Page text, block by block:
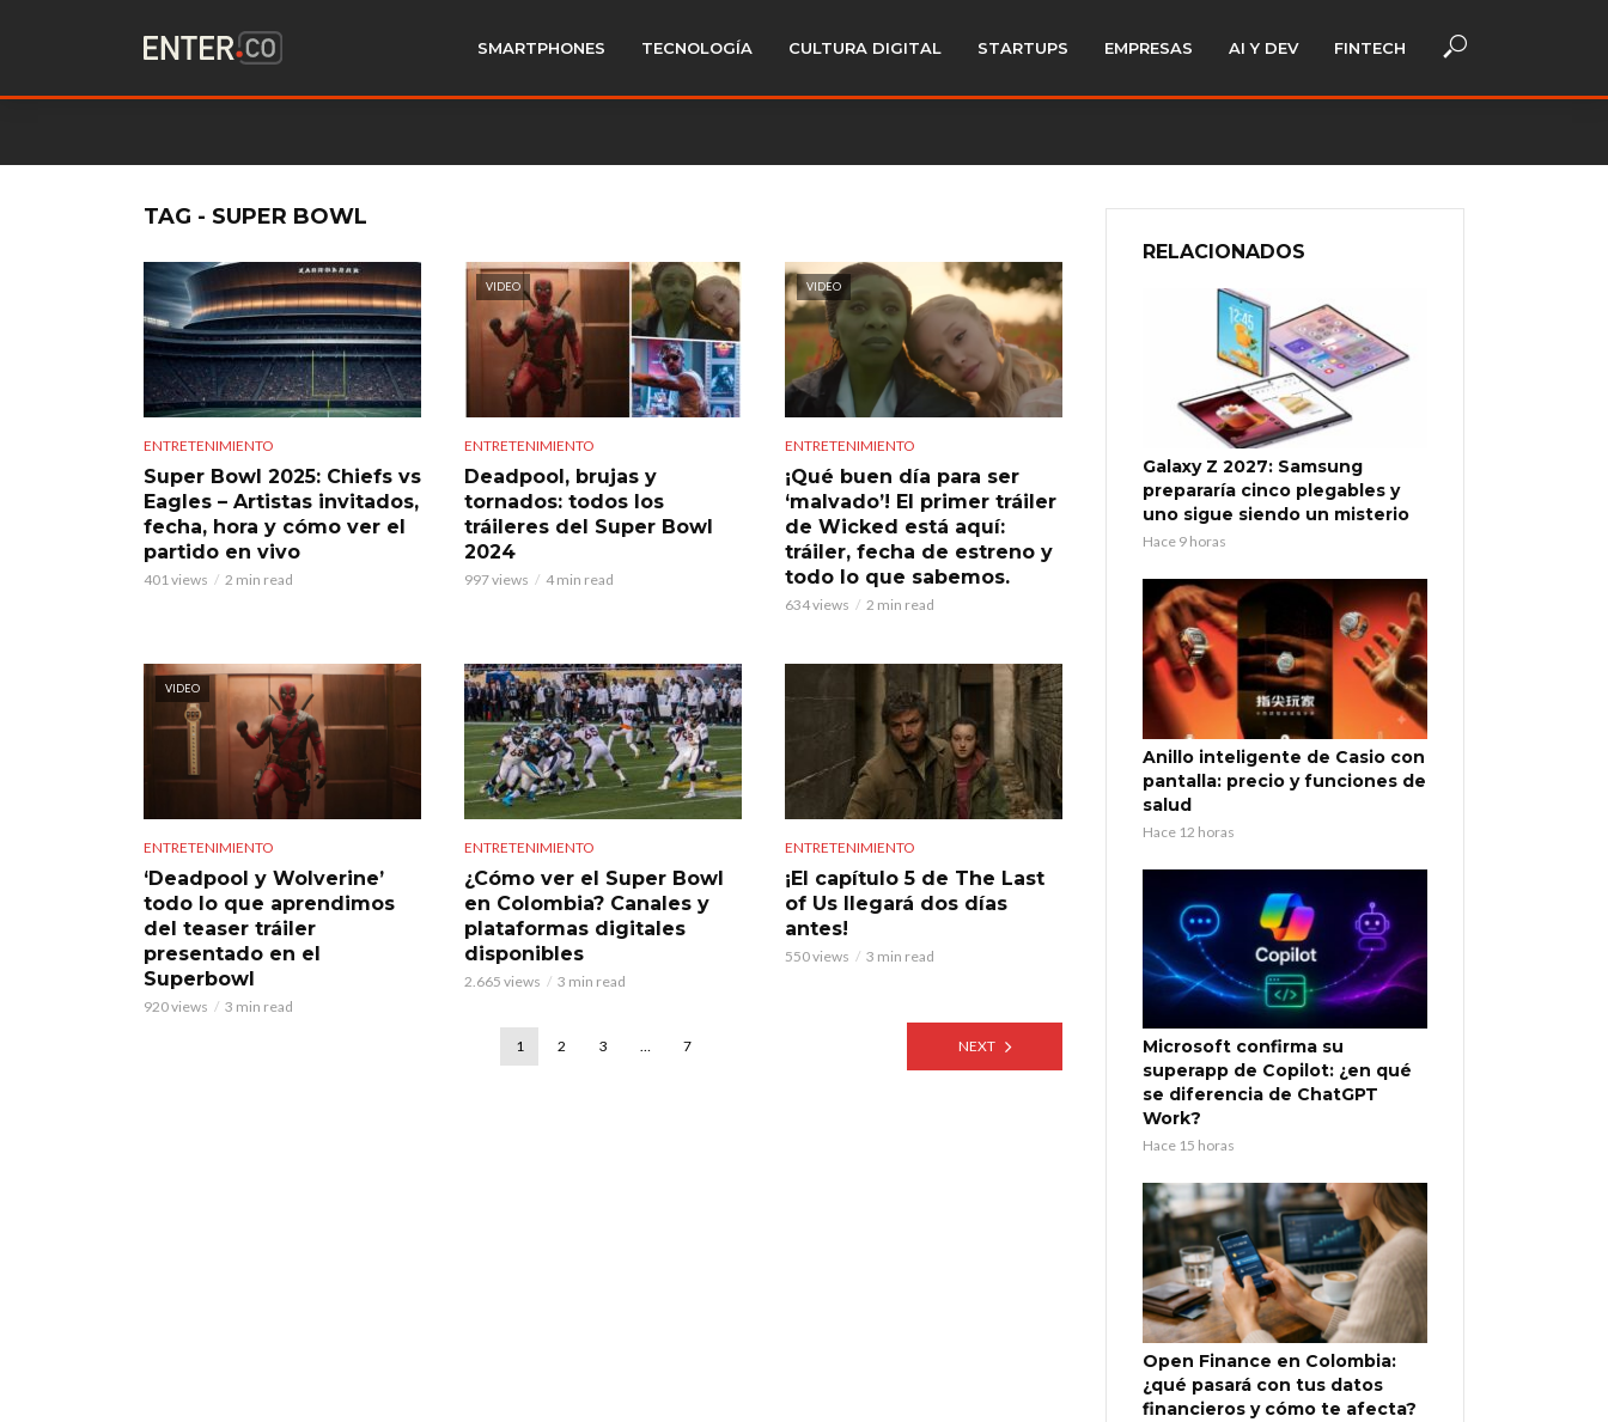
SMARTPHONES TECNOLOGÍA CULTURA DIGITAL STARTUPS EMPRESAS AI Y DEV FINTECH
TAG - SUPER BOWL
ENTRETENIMIENTO
Super Bowl 2025: Chiefs vs
Eagles – Artistas invitados,
fecha, hora y cómo ver el
partido en vivo
401 views 2 min read
VIDEO
ENTRETENIMIENTO
Deadpool, brujas y
tornados: todos los
tráileres del Super Bowl
2024
997 views 4 min read
VIDEO
ENTRETENIMIENTO
¡Qué buen día para ser
‘malvado’! El primer tráiler
de Wicked está aquí:
tráiler, fecha de estreno y
todo lo que sabemos.
634 views 2 min read
VIDEO
ENTRETENIMIENTO
‘Deadpool y Wolverine’
todo lo que aprendimos
del teaser tráiler
presentado en el
Superbowl
920 views 3 min read
ENTRETENIMIENTO
¿Cómo ver el Super Bowl
en Colombia? Canales y
plataformas digitales
disponibles
2.665 views 3 min read
ENTRETENIMIENTO
¡El capítulo 5 de The Last
of Us llegará dos días
antes!
550 views 3 min read
1 2 3 … 7 NEXT
RELACIONADOS
Galaxy Z 2027: Samsung
prepararía cinco plegables y
uno sigue siendo un misterio
Hace 9 horas
Anillo inteligente de Casio con
pantalla: precio y funciones de
salud
Hace 12 horas
Microsoft confirma su
superapp de Copilot: ¿en qué
se diferencia de ChatGPT
Work?
Hace 15 horas
Open Finance en Colombia:
¿qué pasará con tus datos
financieros y cómo te afecta?